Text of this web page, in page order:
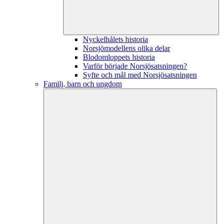
Nyckelhålets historia
Norsjömodellens olika delar
Blodomloppets historia
Varför började Norsjösatsningen?
Syfte och mål med Norsjösatsningen
Familj, barn och ungdom